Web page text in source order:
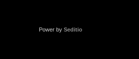
Power by Seditio